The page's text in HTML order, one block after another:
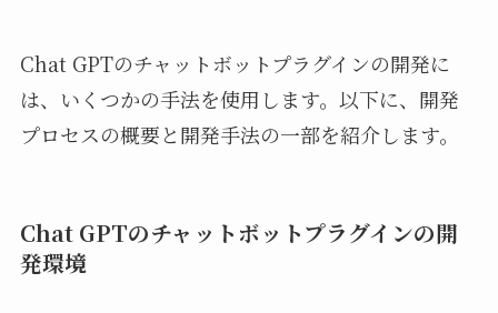
Chat GPTのチャットボットプラグインの開発に
は、いくつかの手法を使用します。以下に、開発
プロセスの概要と開発手法の一部を紹介します。
Chat GPTのチャットボットプラグインの開
発環境